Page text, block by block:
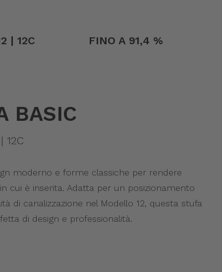
| 12C FINO A 91,4 %
BASIC
12C
moderno e forme classiche per rendere
cui è inserita. Adatta per un posizionamento
di canalizzazione nel Modello 12, questa stufa
di design e professionalità.